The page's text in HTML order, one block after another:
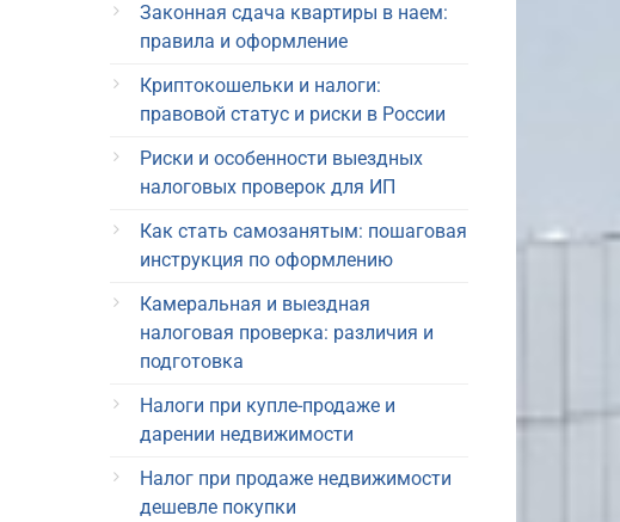
Законная сдача квартиры в наем:
правила и оформление
Криптокошельки и налоги:
правовой статус и риски в России
Риски и особенности выездных
налоговых проверок для ИП
Как стать самозанятым: пошаговая
инструкция по оформлению
Камеральная и выездная
налоговая проверка: различия и
подготовка
Налоги при купле-продаже и
дарении недвижимости
Налог при продаже недвижимости
дешевле покупки